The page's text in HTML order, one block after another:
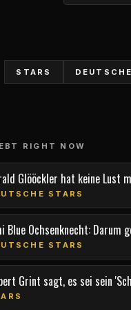
STARS
RIGHT NOW
Glööckler hat keine Lust
STARS
Blue Ochsenknecht: Darum
STARS
Grint sagt, es sei sein